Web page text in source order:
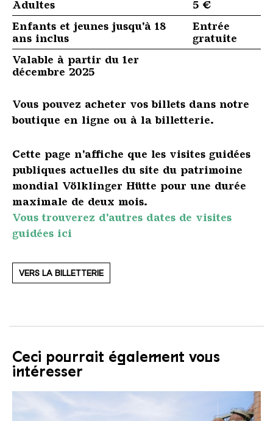
Adultes
5 €
Enfants et jeunes jusqu'à 18
ans inclus
Entrée
gratuite
Valable à partir du 1er
décembre 2025
Vous pouvez acheter vos billets dans notre
boutique en ligne ou à la billetterie.
Cette page n'affiche que les visites guidées
publiques actuelles du site du patrimoine
mondial Völklinger Hütte pour une durée
maximale de deux mois.
Vous trouverez d'autres dates de visites
guidées ici
VERS LA BILLETTERIE
Ceci pourrait également vous
intéresser